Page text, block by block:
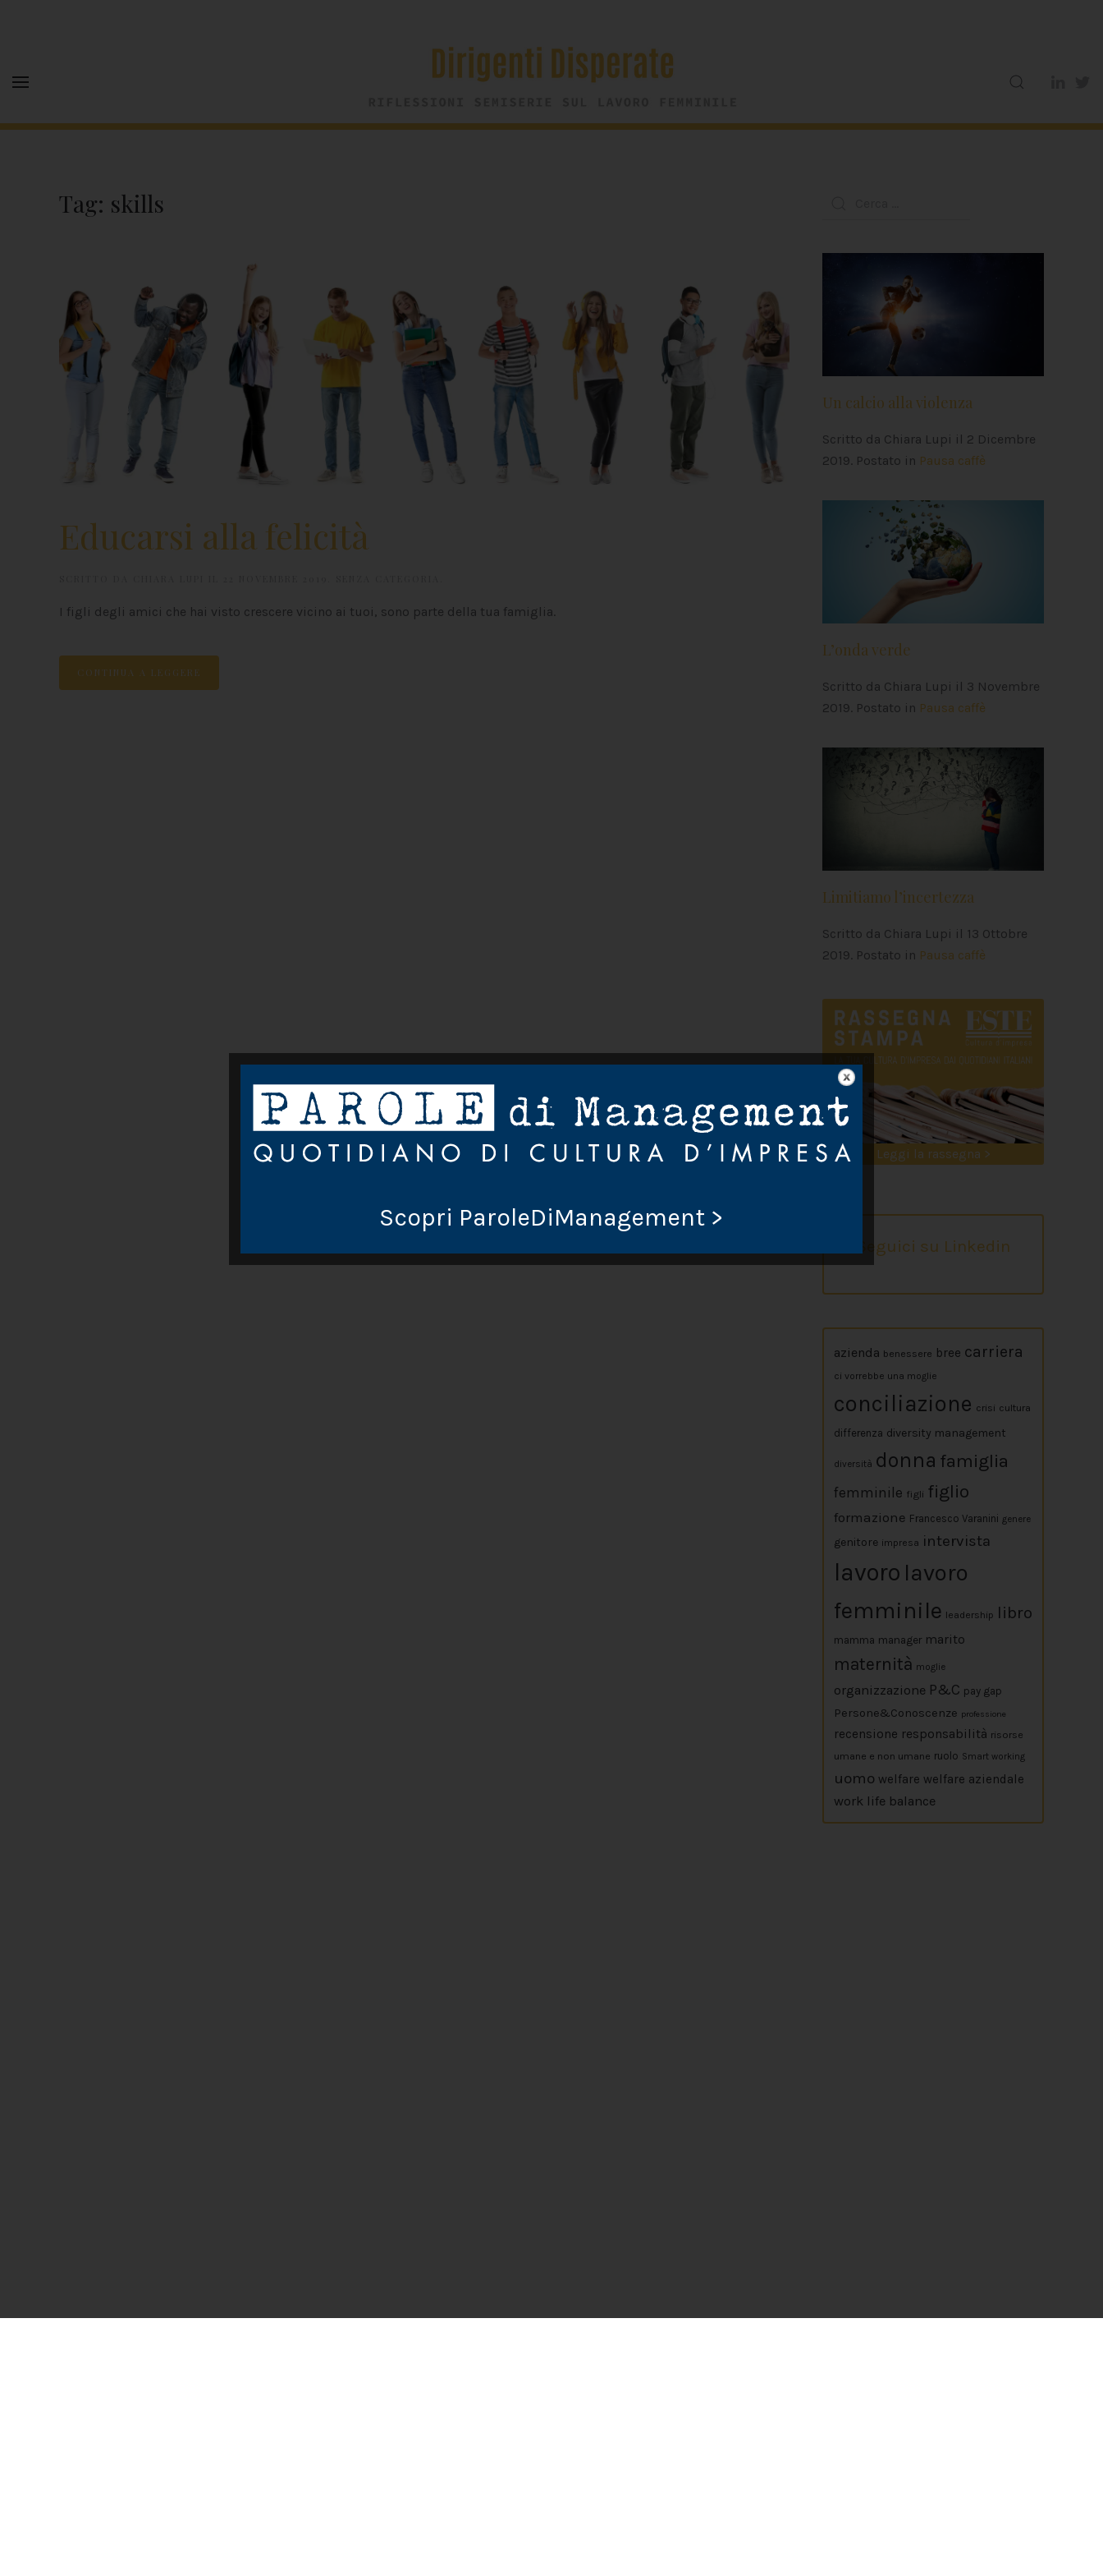
Tag: skills
Educarsi alla felicità
I figli degli amici che hai visto crescere vicino ai tuoi, sono parte della tua famiglia.
CONTINUA A LEGGERE
Un calcio alla violenza
Scritto da Chiara Lupi il 2 Dicembre
2019. Postato in Pausa caffè
L’onda verde
Scritto da Chiara Lupi il 3 Novembre
2019. Postato in Pausa caffè
Limitiamo l’incertezza
Scritto da Chiara Lupi il 13 Ottobre
2019. Postato in Pausa caffè
Leggi la rassegna >
Seguici su Linkedin
azienda benessere bree carriera
ci vorrebbe una moglie
conciliazione crisi cultura
differenza diversity management
diversità donna famiglia
femminile figli figlio
formazione Francesco Varanini genere
genitore impresa intervista
lavoro lavoro
femminile leadership libro
mamma manager marito
maternità moglie
organizzazione P&C pay gap
Persone&Conoscenze professione
recensione responsabilità risorse
umane e non umane ruolo Smart working
uomo welfare welfare aziendale
work life balance
Scopri ParoleDiManagement >